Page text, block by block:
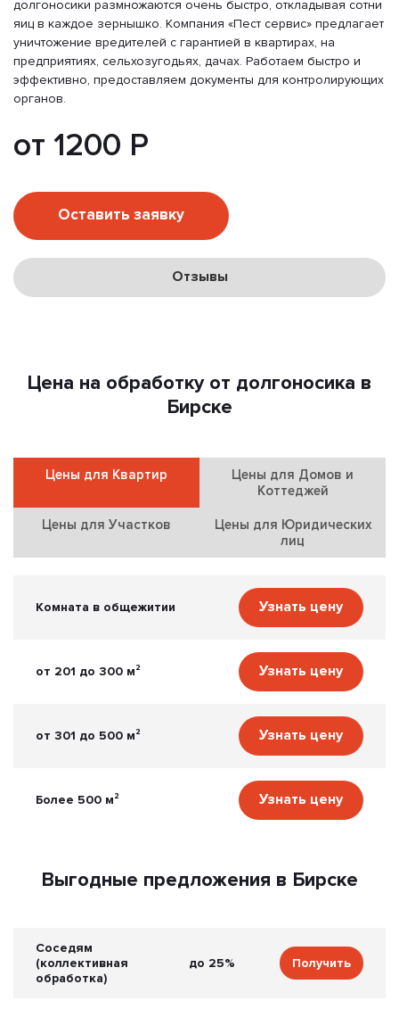
долгоносики размножаются очень быстро, откладывая сотни
яиц в каждое зернышко. Компания «Пест сервис» предлагает
уничтожение вредителей с гарантией в квартирах, на
предприятиях, сельхозугодьях, дачах. Работаем быстро и
эффективно, предоставляем документы для контролирующих
органов.
от 1200 Р
Оставить заявку
Отзывы
Цена на обработку от долгоносика в
Бирске
Цены для Квартир
Цены для Домов и
Коттеджей
Цены для Участков
Цены для Юридических
лиц
Комната в общежитии Узнать цену
от 201 до 300 м² Узнать цену
от 301 до 500 м² Узнать цену
Более 500 м² Узнать цену
Выгодные предложения в Бирске
Соседям
(коллективная
обработка)
до 25% Получить